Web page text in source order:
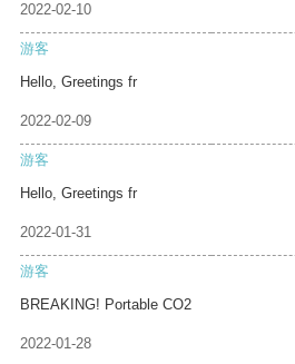
2022-02-10
游客
Hello, Greetings fr
2022-02-09
游客
Hello, Greetings fr
2022-01-31
游客
BREAKING! Portable CO2
2022-01-28